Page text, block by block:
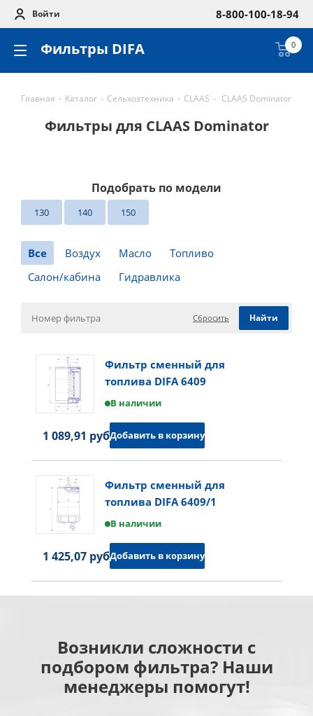
Войти 8-800-100-18-94
Фильтры DIFA 0
Главная - Каталог - Сельхозтехника - CLAAS - CLAAS Dominator
Фильтры для CLAAS Dominator
Подобрать по модели
130 140 150
Все Воздух Масло
Топливо
Салон/кабина
Гидравлика
Сбросить
Фильтр сменный для
топлива DIFA 6409
В наличии
1 089,91 руб.Добавить в корзину
Фильтр сменный для
топлива DIFA 6409/1
В наличии
1 425,07 руб.Добавить в корзину
Возникли сложности с
подбором фильтра? Наши
менеджеры помогут!